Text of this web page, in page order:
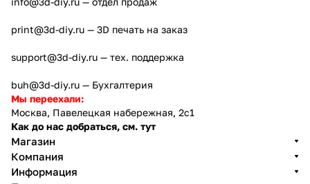
print@3d-diy.ru — 3D печать на заказ
support@3d-diy.ru — тех. поддержка
buh@3d-diy.ru — Бухгалтерия
Мы переехали:
Москва, Павелецкая набережная, 2с1
Как до нас добраться, см. тут
Магазин
Компания
Информация